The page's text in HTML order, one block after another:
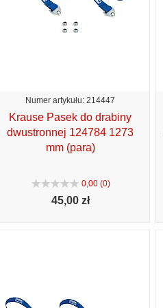
Numer artykułu: 214447
Krause Pasek do drabiny
dwustronnej 124784 1273
mm (para)
0,00 (0)
45,00 zł